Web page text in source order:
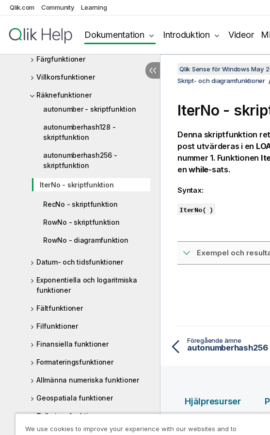
Qlik.com Community Learning
Dokumentation Introduktion Videor
Skript- och diagramfunktioner
Aggr - diagramfunktion
Färgfunktioner
Villkorsfunktioner
Räknefunktioner
autonumber - skriptfunktion
autonumberhash128 -
skriptfunktion
autonumberhash256 -
skriptfunktion
IterNo - skriptfunktion
RecNo - skriptfunktion
RowNo - skriptfunktion
RowNo - diagramfunktion
Datum- och tidsfunktioner
Exponentiella och logaritmiska
funktioner
Fältfunktioner
Filfunktioner
Finansiella funktioner
Formateringsfunktioner
Allmänna numeriska funktioner
Geospatiala funktioner
Tolkningsfunktioner
Qlik Sense för Windows May
Skript- och diagramfunktioner
IterNo -
Denna skriptfunktion
post utvärderas i en
nummer 1. Funktionen
enwhile-sats.
Syntax:
IterNo( )
Exempel och
Föregående ämne
Hjälpresurser
Qlik Developer
We use cookies to improve your experience with our websites and to